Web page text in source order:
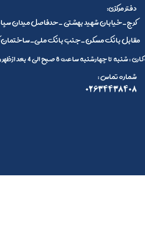
کرج_خیابان شهید بهشتی _حدفاصل میدان
مقابل بانک مسکن_جنب بانک ملی_ساختمان
:دفتر مرکزی
چهارشنبه ساعت 8 صبح الی 4 بعد ازظهر و پنج شنبه ها 8 صبح تا 12 ظهر
: شماره تماس
02634438408